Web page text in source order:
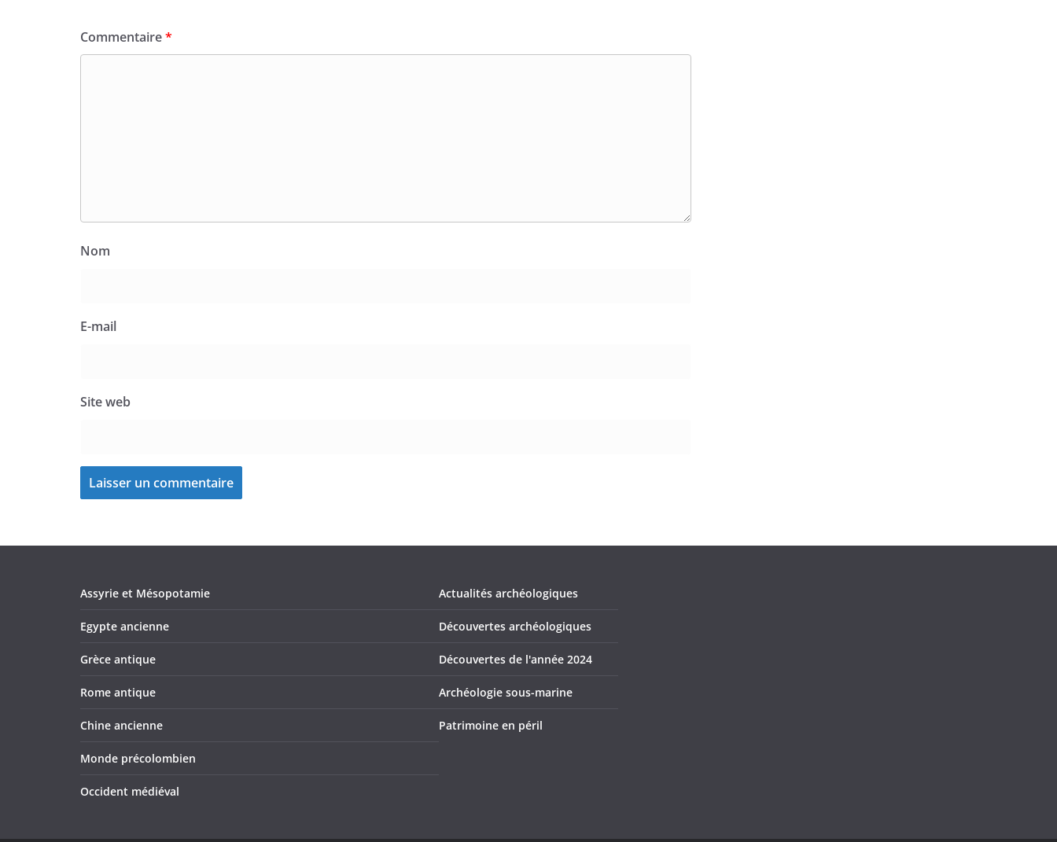
Commentaire*
Nom
E-mail
Site web
Assyrie et Mésopotamie
Egypte ancienne
Grèce antique
Rome antique
Chine ancienne
Monde précolombien
Occident médiéval
Actualités archéologiques
Découvertes archéologiques
Découvertes de l'année 2024
Archéologie sous-marine
Patrimoine en péril